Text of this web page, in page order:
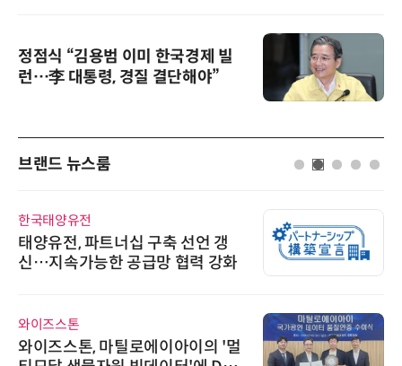
정점식 “김용범 이미 한국경제 빌
런…李 대통령, 경질 결단해야”
브랜드 뉴스룸
한국태양유전
태양유전, 파트너십 구축 선언 갱
신…지속가능한 공급망 협력 강화
와이즈스톤
와이즈스톤, 마틸로에이아이의 '멀